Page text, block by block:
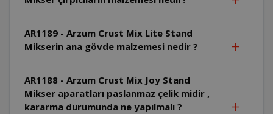
AR1189 - Arzum Crust Mix Lite Stand
Mikserin ana gövde malzemesi nedir ?
AR1188 - Arzum Crust Mix Joy Stand
Mikser aparatları paslanmaz çelik midir ,
kararma durumunda ne yapılmalı ?